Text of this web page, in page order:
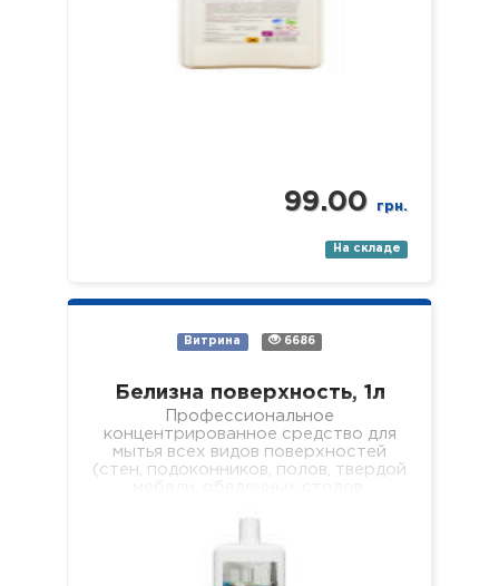
99.00 грн.
На складе
Витрина 6686
Белизна поверхность, 1л
Профессиональное
концентрированное средство для
мытья всех видов поверхностей
(стен, подоконников, полов, твердой
поверхностей, оборудования в
профиля). Свойства: -…